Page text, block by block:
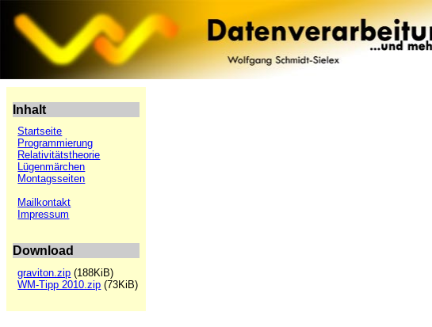
Inhalt
Startseite
Programmierung
Relativitätstheorie
Lügenmärchen
Montagsseiten
Mailkontakt
Impressum
Download
graviton.zip (188KiB)
WM-Tipp 2010.zip (73KiB)